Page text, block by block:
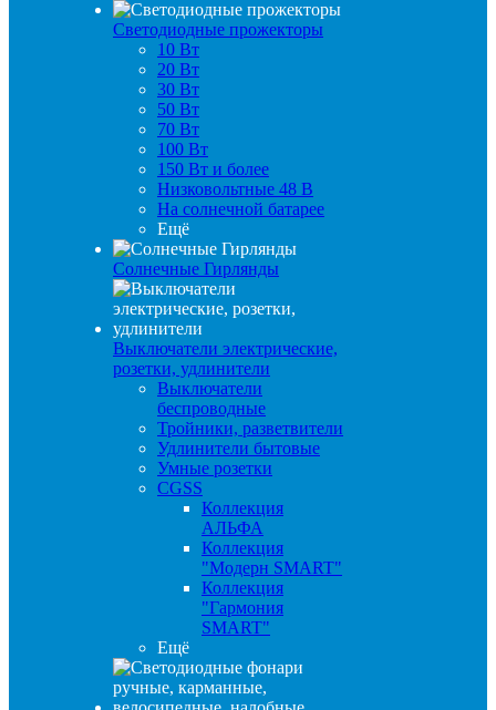
Светодиодные прожекторы
10 Вт
20 Вт
30 Вт
50 Вт
70 Вт
100 Вт
150 Вт и более
Низковольтные 48 В
На солнечной батарее
Ещё
Солнечные Гирлянды
Выключатели электрические,
розетки, удлинители
Выключатели
беспроводные
Тройники, разветвители
Удлинители бытовые
Умные розетки
CGSS
Коллекция
АЛЬФА
Коллекция
"Модерн SMART"
Коллекция
"Гармония
SMART"
Ещё